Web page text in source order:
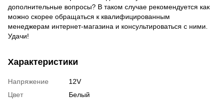
дополнительные вопросы? В таком случае рекомендуется как
можно скорее обращаться к квалифицированным
менеджерам интернет-магазина и консультироваться с ними.
Удачи!
Характеристики
Напряжение
12V
Цвет
Белый